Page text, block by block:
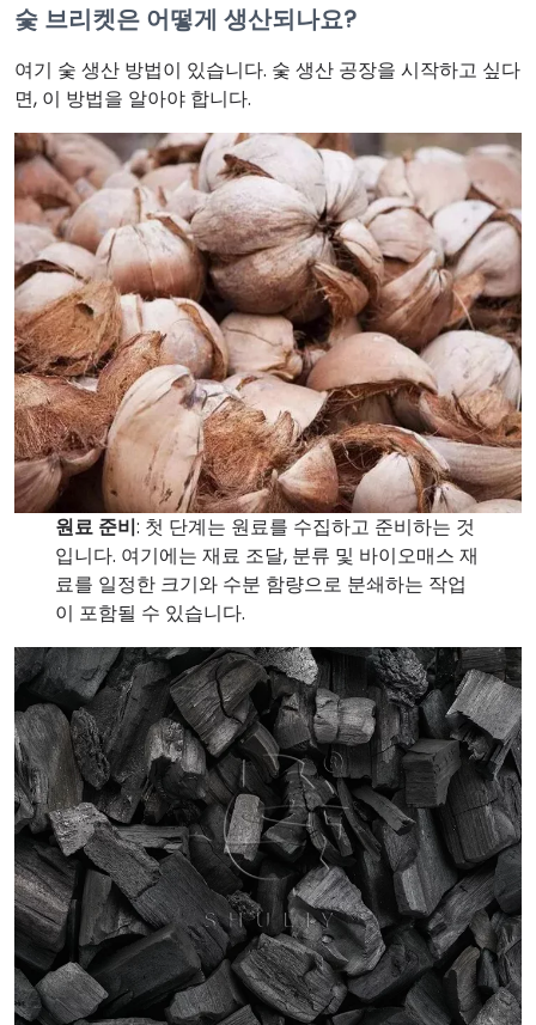
숯 브리켓은 어떻게 생산되나요?
여기 숯 생산 방법이 있습니다. 숯 생산 공장을 시작하고 싶다
면, 이 방법을 알아야 합니다.
원료 준비: 첫 단계는 원료를 수집하고 준비하는 것
입니다. 여기에는 재료 조달, 분류 및 바이오매스 재
료를 일정한 크기와 수분 함량으로 분쇄하는 작업
이 포함될 수 있습니다.